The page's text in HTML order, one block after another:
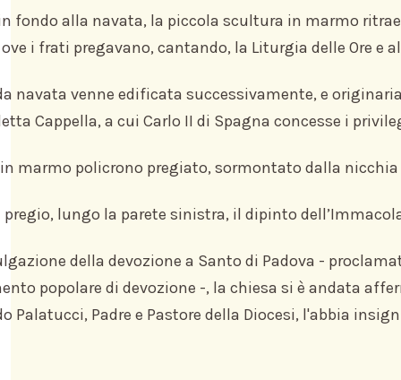
fondo alla navata, la piccola scultura in marmo
i frati pregavano, cantando, la Liturgia delle Ore e
navata venne edificata successivamente, e
Cappella, a cui Carlo II di Spagna concesse i
in marmo policrono pregiato, sormontato dalla nicchia
pregio, lungo la parete sinistra, il dipinto
della devozione a Santo di Padova -
popolare di devozione -, la chiesa si è andata
Palatucci, Padre e Pastore della Diocesi, l'abbia